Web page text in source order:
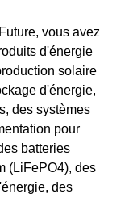
vous avez
d'énergie
solaire
d'énergie,
des systèmes
pour
batteries
(LiFePO4), des
des